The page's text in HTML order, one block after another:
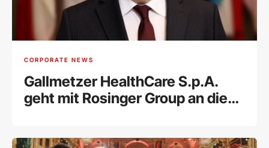
CORPORATE NEWS
Gallmetzer HealthCare S.p.A.
geht mit Rosinger Group an die